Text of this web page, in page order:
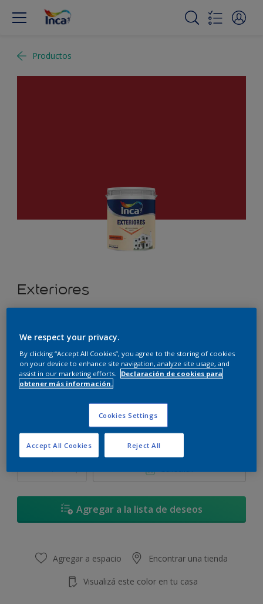
Productos
Exteriores
Cambiar de color
Cantidad Calculadora de pintura
Calcular
Agregar a la lista de deseos
Agregar a espacio Encontrar una tienda
Visualizá este color en tu casa
We respect your privacy.
By clicking “Accept All Cookies”, you agree to the storing of cookies
on your device to enhance site navigation, analyze site usage, and
assist in our marketing efforts.
Declaración de cookies para
obtener más información.
Cookies Settings
Reject All
Accept All Cookies